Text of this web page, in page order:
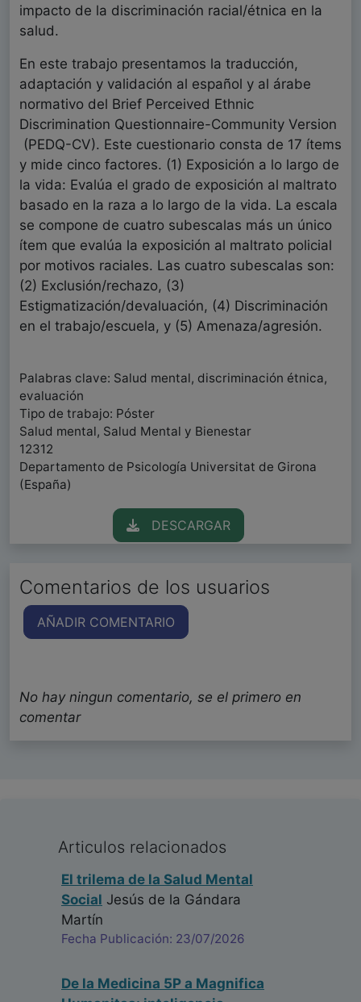
impacto de la discriminación racial/étnica en la
salud.
En este trabajo presentamos la traducción,
adaptación y validación al español y al árabe
normativo del Brief Perceived Ethnic
Discrimination Questionnaire-Community Version
(PEDQ-CV). Este cuestionario consta de 17 ítems
y mide cinco factores. (1) Exposición a lo largo de
la vida: Evalúa el grado de exposición al maltrato
basado en la raza a lo largo de la vida. La escala
se compone de cuatro subescalas más un único
ítem que evalúa la exposición al maltrato policial
por motivos raciales. Las cuatro subescalas son:
(2) Exclusión/rechazo, (3)
Estigmatización/devaluación, (4) Discriminación
en el trabajo/escuela, y (5) Amenaza/agresión.
Palabras clave: Salud mental, discriminación étnica,
evaluación
Tipo de trabajo: Póster
Salud mental, Salud Mental y Bienestar
12312
Departamento de Psicología Universitat de Girona
(España)
DESCARGAR
Comentarios de los usuarios
AÑADIR COMENTARIO
No hay ningun comentario, se el primero en
comentar
Articulos relacionados
El trilema de la Salud Mental
Social Jesús de la Gándara
Martín
Fecha Publicación: 23/07/2026
De la Medicina 5P a Magnifica